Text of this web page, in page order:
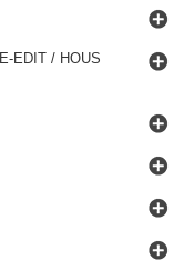
EDIT / HOUS